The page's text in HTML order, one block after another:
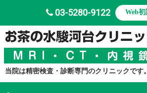
03-5280-9122 Web
当院は精密検査・診断専門のクリニックです。